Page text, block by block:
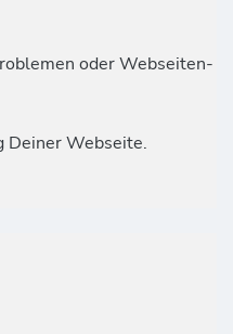
oder Webseiten-
Deiner Webseite.